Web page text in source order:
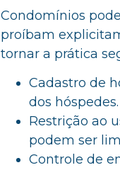
Condomínios
proíbam
tornar a prática
Cadastro de
dos hóspedes.
Restrição ao
podem ser
Controle de